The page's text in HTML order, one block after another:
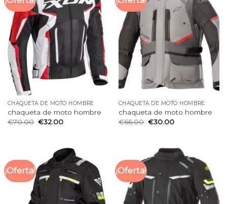
CHAQUETA DE MOTO HOMBRE
chaqueta de moto hombre
€70.00 €32.00
CHAQUETA DE MOTO HOMBRE
chaqueta de moto hombre
€66.00 €30.00
¡Oferta! ¡Oferta!